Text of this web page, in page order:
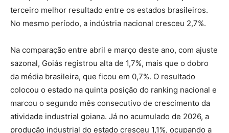
terceiro melhor resultado entre os estados brasileiros.
No mesmo período, a indústria nacional cresceu 2,7%.
Na comparação entre abril e março deste ano, com ajuste
sazonal, Goiás registrou alta de 1,7%, mais que o dobro
da média brasileira, que ficou em 0,7%. O resultado
colocou o estado na quinta posição do ranking nacional e
marcou o segundo mês consecutivo de crescimento da
atividade industrial goiana. Já no acumulado de 2026, a
produção industrial do estado cresceu 1,1%, ocupando a